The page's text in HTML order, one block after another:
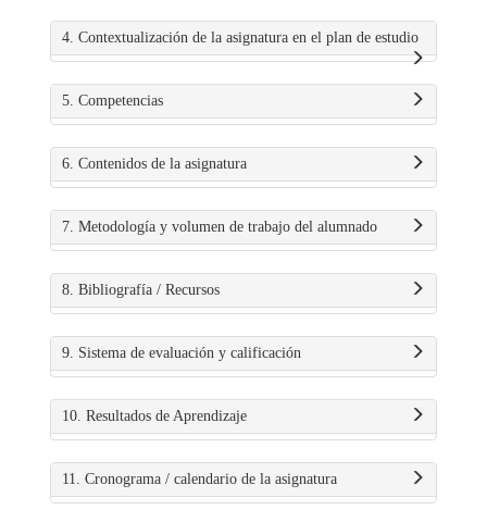
4. Contextualización de la asignatura en el plan de estudio
5. Competencias
6. Contenidos de la asignatura
7. Metodología y volumen de trabajo del alumnado
8. Bibliografía / Recursos
9. Sistema de evaluación y calificación
10. Resultados de Aprendizaje
11. Cronograma / calendario de la asignatura